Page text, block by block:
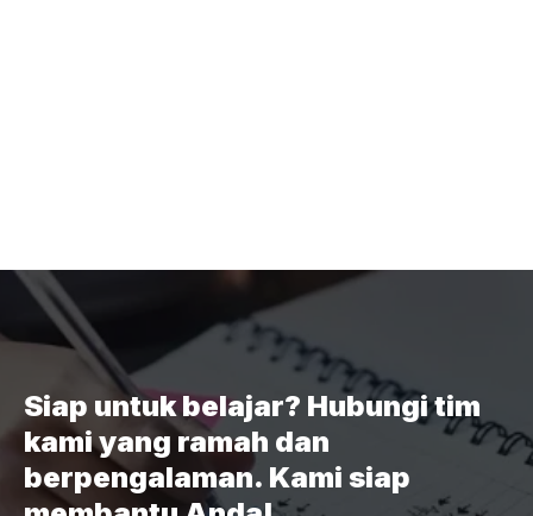
Siap untuk belajar? Hubungi tim
kami yang ramah dan
berpengalaman. Kami siap